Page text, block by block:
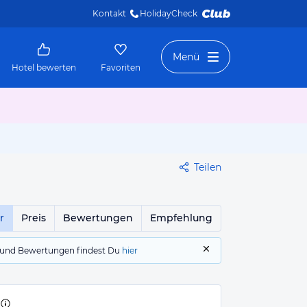
Kontakt HolidayCheck
Hotel bewerten Favoriten
Menü
Teilen
Preis Bewertungen Empfehlung
Bewertungen findest Du hier